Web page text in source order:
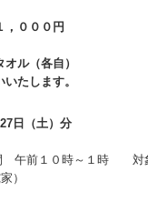
０００円
ル（各自）
たします。
日（土）分
午前１０時～１時 対
）